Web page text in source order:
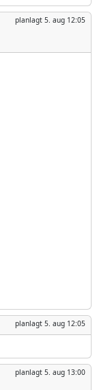
planlagt 5. aug 12:05
planlagt 5. aug 12:05
planlagt 5. aug 13:00